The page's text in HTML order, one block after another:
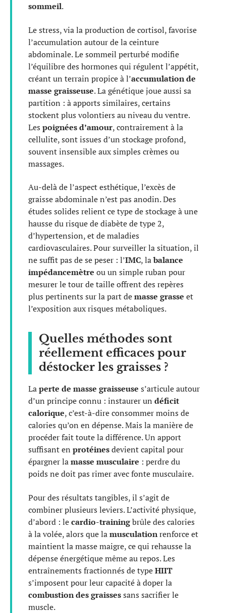
sommeil.
Le stress, via la production de cortisol, favorise
l’accumulation autour de la ceinture
abdominale. Le sommeil perturbé modifie
l’équilibre des hormones qui régulent l’appétit,
créant un terrain propice à l’accumulation de
masse graisseuse. La génétique joue aussi sa
partition : à apports similaires, certains
stockent plus volontiers au niveau du ventre.
Les poignées d’amour, contrairement à la
cellulite, sont issues d’un stockage profond,
souvent insensible aux simples crèmes ou
massages.
Au-delà de l’aspect esthétique, l’excès de
graisse abdominale n’est pas anodin. Des
études solides relient ce type de stockage à une
hausse du risque de diabète de type 2,
d’hypertension, et de maladies
cardiovasculaires. Pour surveiller la situation, il
ne suffit pas de se peser : l’IMC, labalance
impédancemètre ou un simple ruban pour
mesurer le tour de taille offrent des repères
plus pertinents sur la part demasse grasse et
l’exposition aux risques métaboliques.
Quelles méthodes sont
réellement efficaces pour
déstocker les graisses ?
Laperte de masse graisseuse s’articule autour
d’un principe connu : instaurer un déficit
calorique, c’est-à-dire consommer moins de
calories qu’on en dépense. Mais la manière de
procéder fait toute la différence. Un apport
suffisant en protéinesdevient capital pour
épargner lamasse musculaire : perdre du
poids ne doit pas rimer avec fonte musculaire.
Pour des résultats tangibles, il s’agit de
combiner plusieurs leviers. L’activité physique,
d’abord : lecardio-trainingbrûle des calories
à la volée, alors que lamusculationrenforce et
maintient la masse maigre, ce qui rehausse la
dépense énergétique même au repos. Les
entraînements fractionnés de typeHIIT
s’imposent pour leur capacité à doper la
combustion des graissessans sacrifier le
muscle.